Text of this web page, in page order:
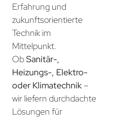
Erfahrung und
zukunftsorientierte
Technik im
Mittelpunkt.
ObSanitär-,
Heizungs-, Elektro-
oder Klimatechnik –
wir liefern durchdachte
Lösungen für